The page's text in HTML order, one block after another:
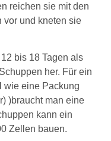
reichen sie mit den
vor und kneten sie
bis 18 Tagen als
her. Für ein
wie eine Packung
)braucht man eine
kann ein
Zellen bauen.